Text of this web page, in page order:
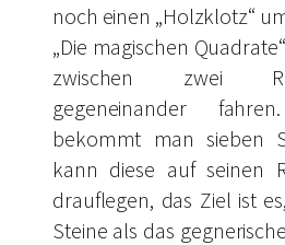
noch einen „Holzklotz“
„Die magischen
zwischen zwei
gegeneinander
bekommt man sieben
kann diese auf seinen
drauflegen, das Ziel ist
Steine als das